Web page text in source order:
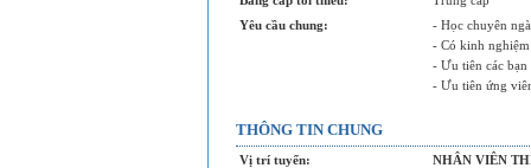
Yêu cầu chung:
- Học chuyên
- Có kinh
- Ưu tiên các
- Ưu tiên ứng
THÔNG TIN CHUNG
Vị trí tuyển:
NHÂN VIÊN